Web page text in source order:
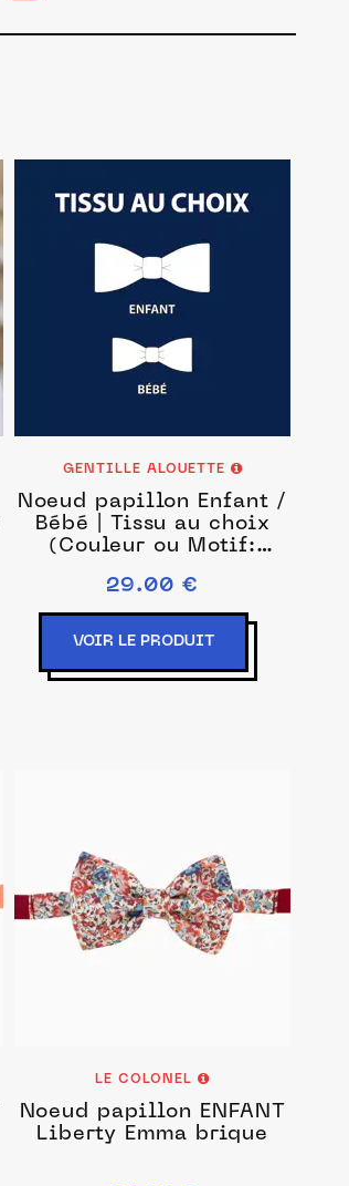
GENTILLE ALOUETTE
Noeud papillon Enfant /
Bébé | Tissu au choix
(Couleur ou Motif:
Dimensions: Bébé : 0 - 1
ans)
29.00 €
VOIR LE PRODUIT
LE COLONEL
Noeud papillon ENFANT
Liberty Emma brique